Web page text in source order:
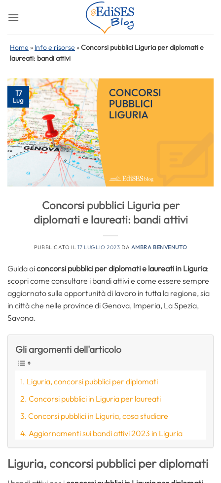
Home » Info e risorse »Concorsi pubblici Liguria per diplomati e
laureati: bandi attivi
17
Lug
Concorsi pubblici Liguria per
diplomati e laureati: bandi attivi
PUBBLICATO IL 17 LUGLIO 2023 DA AMBRA BENVENUTO
Guida aiconcorsi pubblici per diplomati e laureati in Liguria:
scopri come consultare i bandi attivi e come essere sempre
aggiornato sulle opportunità di lavoro in tutta la regione, sia
in città che nelle province di Genova, Imperia, La Spezia,
Savona.
Gli argomenti dell'articolo
Liguria, concorsi pubblici per diplomati
Concorsi pubblici in Liguria per laureati
Concorsi pubblici in Liguria, cosa studiare
Aggiornamenti sui bandi attivi 2023 in Liguria
Liguria, concorsi pubblici per diplomati